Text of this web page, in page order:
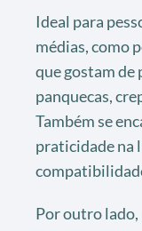
Ideal para
médias, como
que gostam de
panquecas,
Também se
praticidade na
Por outro lado,